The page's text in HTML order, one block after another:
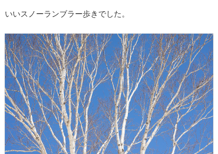
いいスノーランブラー歩きでした。